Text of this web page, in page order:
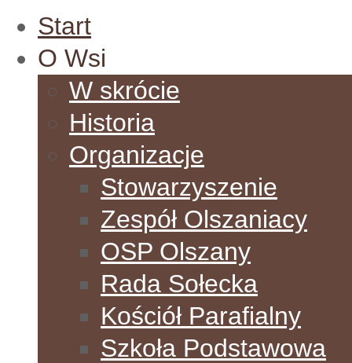
Start
O Wsi
W skrócie
Historia
Organizacje
Stowarzyszenie
Zespół Olszaniacy
OSP Olszany
Rada Sołecka
Kościół Parafialny
Szkoła Podstawowa